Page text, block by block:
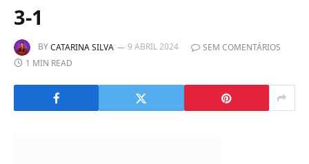
3-1
BYCATARINA SILVA 9 ABRIL 2024
SEM COMENTÁRIOS
1 MIN READ